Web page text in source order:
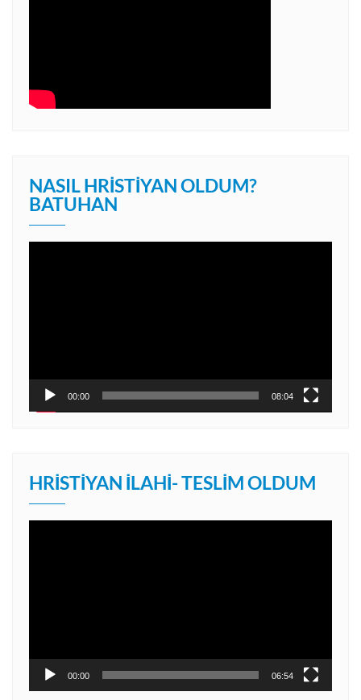
NASIL HRISTIYAN OLDUM?
BATUHAN
00:00 08:04
HRISTIYAN İLAHI- TESLIM OLDUM
00:00 06:54